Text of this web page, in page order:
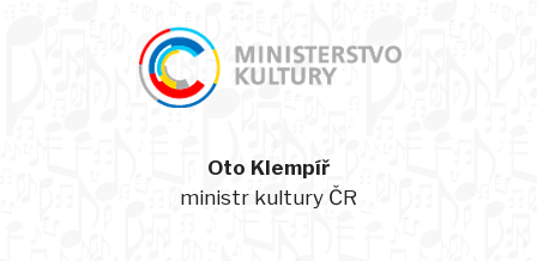
Oto Klempíř
ministr kultury ČR